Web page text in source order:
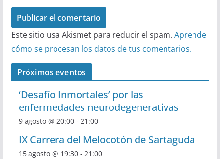
Este sitio usa Akismet para reducir el spam. Aprende
cómo se procesan los datos de tus comentarios.
Próximos eventos
‘Desafío Inmortales’ por las
enfermedades neurodegenerativas
9 agosto @ 20:00- 21:00
IX Carrera del Melocotón de Sartaguda
15 agosto @ 19:30- 21:00